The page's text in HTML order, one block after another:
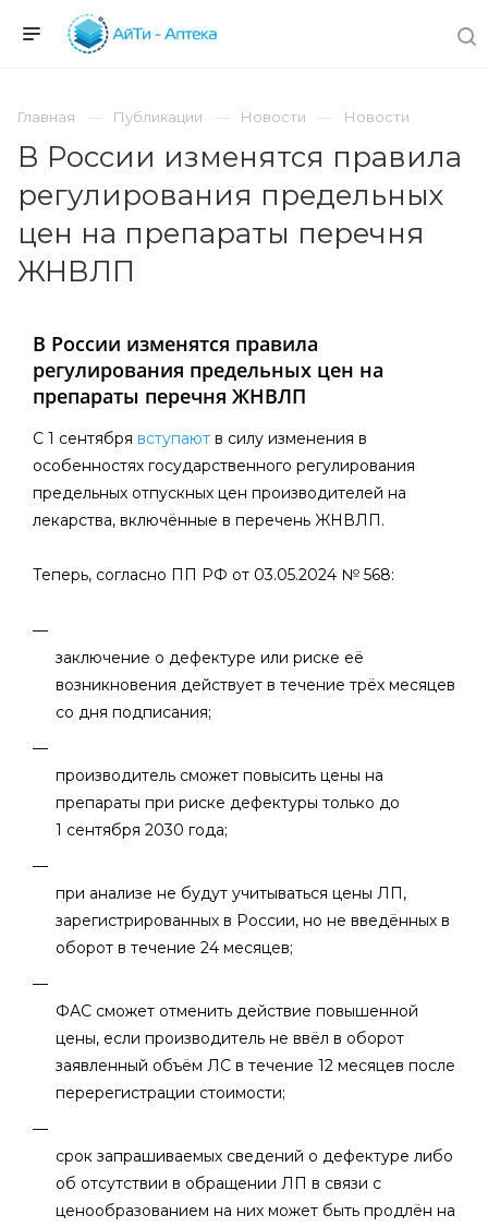
Главная Публикации Новости Новости
В России изменятся правила
регулирования предельных
цен на препараты перечня
ЖНВЛП
В России изменятся правила
регулирования предельных цен на
препараты перечня ЖНВЛП
С 1 сентября вступают в силу изменения в
особенностях государственного регулирования
предельных отпускных цен производителей на
лекарства, включённые в перечень ЖНВЛП.
Теперь, согласно ПП РФ от 03.05.2024 № 568:
заключение о дефектуре или риске её
возникновения действует в течение трёх месяцев
со дня подписания;
производитель сможет повысить цены на
препараты при риске дефектуры только до
1 сентября 2030 года;
при анализе не будут учитываться цены ЛП,
зарегистрированных в России, но не введённых в
оборот в течение 24 месяцев;
ФАС сможет отменить действие повышенной
цены, если производитель не ввёл в оборот
заявленный объём ЛС в течение 12 месяцев после
перерегистрации стоимости;
срок запрашиваемых сведений о дефектуре либо
об отсутствии в обращении ЛП в связи с
ценообразованием на них может быть продлён на